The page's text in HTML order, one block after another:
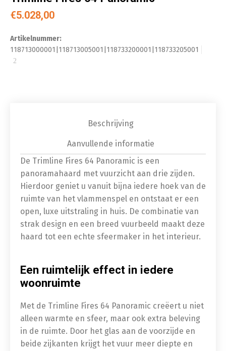
€5.028,00
Artikelnummer:
118713000001|118713005001|118733200001|118733205001
Beschrijving
Aanvullende informatie
De Trimline Fires 64 Panoramic is een
panoramahaard met vuurzicht aan drie zijden.
Hierdoor geniet u vanuit bijna iedere hoek van de
ruimte van het vlammenspel en ontstaat er een
open, luxe uitstraling in huis. De combinatie van
strak design en een breed vuurbeeld maakt deze
haard tot een echte sfeermaker in het interieur.
Een ruimtelijk effect in iedere
woonruimte
Met de Trimline Fires 64 Panoramic creëert u niet
alleen warmte en sfeer, maar ook extra beleving
in de ruimte. Door het glas aan de voorzijde en
beide zijkanten krijgt het vuur meer diepte en